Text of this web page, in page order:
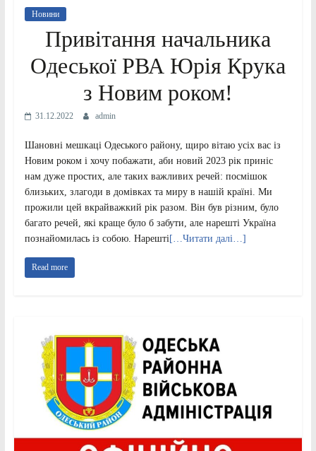
Новини
Привітання начальника
Одеської РВА Юрія Крука
з Новим роком!
31.12.2022 admin
Шановні мешкаці Одеського району, щиро вітаю усіх вас із
Новим роком і хочу побажати, аби новий 2023 рік приніс
нам дуже простих, але таких важливих речей: посмішок
близьких, злагоди в домівках та миру в нашій країні. Ми
прожили цей вкрайважкий рік разом. Він був різним, було
багато речей, які краще було б забути, але нарешті Україна
познайомилась із собою. Нарешті […Читати далі…]
Read more